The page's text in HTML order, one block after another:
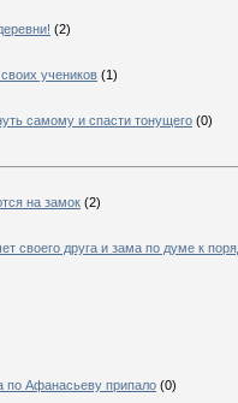
(2)
учеников (1)
самому и спасти тонущего (0)
на замок (2)
своего друга и зама по думе к
по Афанасьеву припало (0)